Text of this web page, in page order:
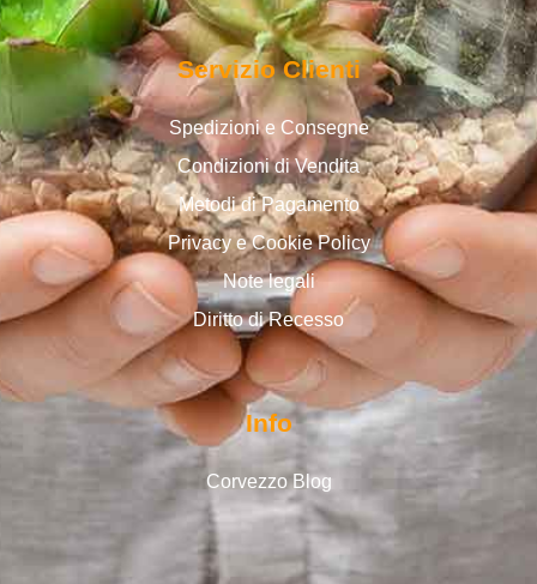
Servizio Clienti
Spedizioni e Consegne
Condizioni di Vendita
Metodi di Pagamento
Privacy e Cookie Policy
Note legali
Diritto di Recesso
Info
Corvezzo Blog